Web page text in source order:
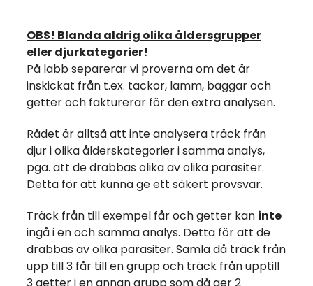
OBS! Blanda aldrig olika åldersgrupper
eller djurkategorier!
På labb separerar vi proverna om det är
inskickat från t.ex. tackor, lamm, baggar och
getter och fakturerar för den extra analysen.
Rådet är alltså att inte analysera träck från
djur i olika ålderskategorier i samma analys,
pga. att de drabbas olika av olika parasiter.
Detta för att kunna ge ett säkert provsvar.
Träck från till exempel får och getter kan inte
ingå i en och samma analys. Detta för att de
drabbas av olika parasiter. Samla då träck från
upp till 3 får till en grupp och träck från upptill
3 getter i en annan grupp som då ger 2